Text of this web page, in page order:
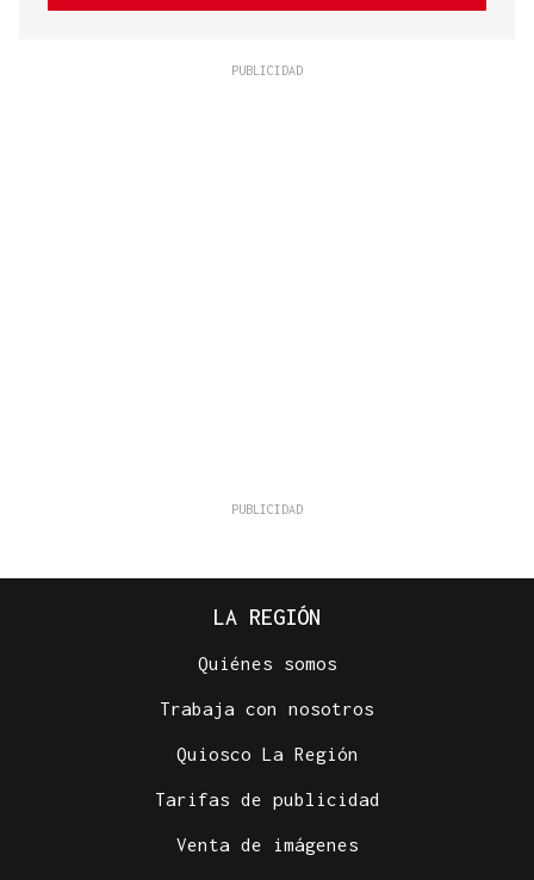
LA REGIÓN
Quiénes somos
Trabaja con nosotros
Quiosco La Región
Tarifas de publicidad
Venta de imágenes